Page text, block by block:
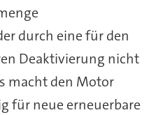
durch eine für den
Deaktivierung nicht
macht den Motor
für neue erneuerbare